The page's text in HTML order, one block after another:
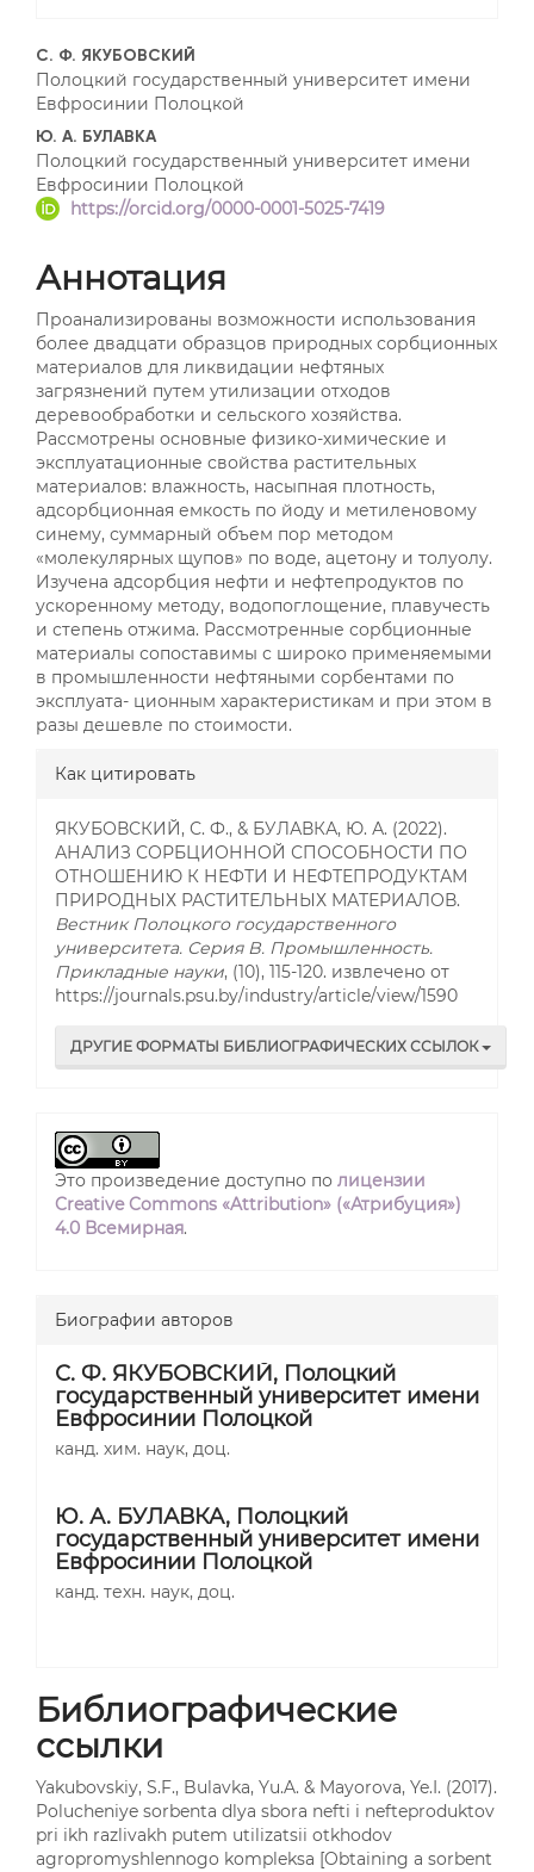
С. Ф. ЯКУБОВСКИЙ
Полоцкий государственный университет имени
Евфросинии Полоцкой
Ю. А. БУЛАВКА
Полоцкий государственный университет имени
Евфросинии Полоцкой
https://orcid.org/0000-0001-5025-7419
Аннотация
Проанализированы возможности использования
более двадцати образцов природных сорбционных
материалов для ликвидации нефтяных
загрязнений путем утилизации отходов
деревообработки и сельского хозяйства.
Рассмотрены основные физико-химические и
эксплуатационные свойства растительных
материалов: влажность, насыпная плотность,
адсорбционная емкость по йоду и метиленовому
синему, суммарный объем пор методом
«молекулярных щупов» по воде, ацетону и толуолу.
Изучена адсорбция нефти и нефтепродуктов по
ускоренному методу, водопоглощение, плавучесть
и степень отжима. Рассмотренные сорбционные
материалы сопоставимы с широко применяемыми
в промышленности нефтяными сорбентами по
эксплуата- ционным характеристикам и при этом в
разы дешевле по стоимости.
Как цитировать
ЯКУБОВСКИЙ, С. Ф., & БУЛАВКА, Ю. А. (2022).
АНАЛИЗ СОРБЦИОННОЙ СПОСОБНОСТИ ПО
ОТНОШЕНИЮ К НЕФТИ И НЕФТЕПРОДУКТАМ
ПРИРОДНЫХ РАСТИТЕЛЬНЫХ МАТЕРИАЛОВ.
Вестник Полоцкого государственного
университета. Серия B. Промышленность.
Прикладные науки, (10), 115-120. извлечено от
https://journals.psu.by/industry/article/view/1590
ДРУГИЕ ФОРМАТЫ БИБЛИОГРАФИЧЕСКИХ ССЫЛОК
Это произведение доступно по лицензии
Creative Commons «Attribution» («Атрибуция»)
4.0 Всемирная.
Биографии авторов
С. Ф. ЯКУБОВСКИЙ, Полоцкий
государственный университет имени
Евфросинии Полоцкой
канд. хим. наук, доц.
Ю. А. БУЛАВКА, Полоцкий
государственный университет имени
Евфросинии Полоцкой
канд. техн. наук, доц.
Библиографические
ссылки
Yakubovskiy, S.F., Bulavka, Yu.A. & Mayorova, Ye.I. (2017).
Polucheniye sorbenta dlya sbora nefti i nefteproduktov
pri ikh razlivakh putem utilizatsii otkhodov
agropromyshlennogo kompleksa [Obtaining a sorbent